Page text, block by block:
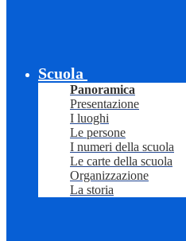
Scuola
Panoramica
Presentazione
I luoghi
Le persone
I numeri della scuola
Le carte della scuola
Organizzazione
La storia